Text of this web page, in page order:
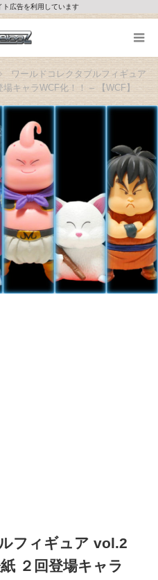
ト広告を利用しています
ワールドコレクタブルフィギュア
キャラWCF化！！ – 【WCF】
フィギュア vol.2
２回登場キャラ